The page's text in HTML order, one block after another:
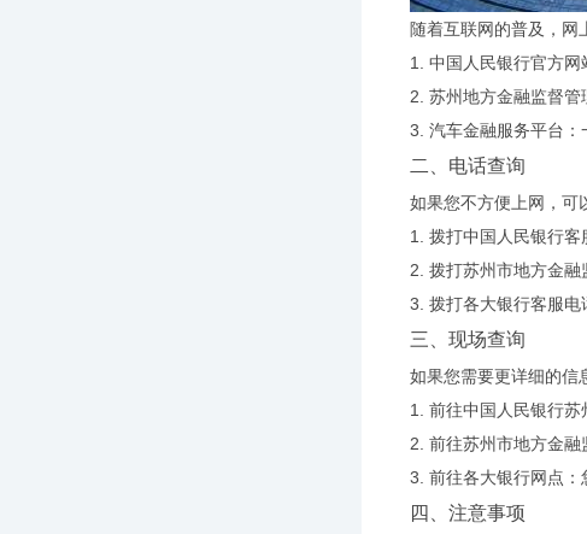
随着互联网的普及，网
1. 中国人民银行官方网
2. 苏州地方金融监督管
3. 汽车金融服务平台：
二、电话查询
如果您不方便上网，可
1. 拨打中国人民银行客
2. 拨打苏州市地方金融
3. 拨打各大银行客服电
三、现场查询
如果您需要更详细的信
1. 前往中国人民银行苏
2. 前往苏州市地方金融
3. 前往各大银行网点：
四、注意事项